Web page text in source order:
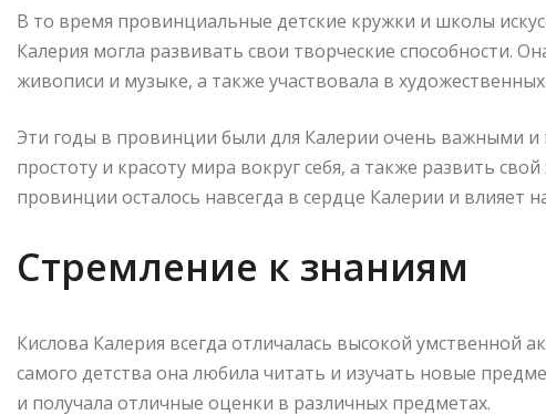
В то время провинциальные детские кружки и школы
Калерия могла развивать свои творческие способности.
живописи и музыке, а также участвовала в
Эти годы в провинции были для Калерии очень важными
простоту и красоту мира вокруг себя, а также развить
провинции осталось навсегда в сердце Калерии и влияет
Стремление к знаниям
Кислова Калерия всегда отличалась высокой умственной
самого детства она любила читать и изучать новые
и получала отличные оценки в различных предметах.